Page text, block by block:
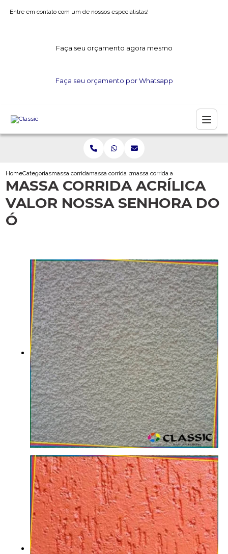
Entre em contato com um de nossos especialistas!
Faça seu orçamento agora mesmo
Faça seu orçamento por Whatsapp
HomeCategoriasmassa corridamassa corrida para area externamassa corrida acrilica valor nossa
MASSA CORRIDA ACRÍLICA
VALOR NOSSA SENHORA DO
Ó